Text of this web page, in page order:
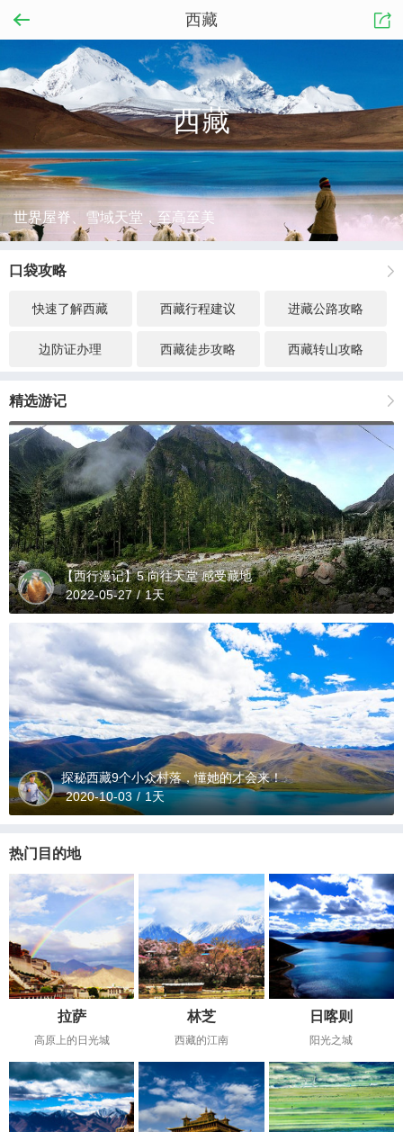
西藏
西藏
世界屋脊、雪域天堂，至高至美
口袋攻略
快速了解西藏 西藏行程建议 进藏公路攻略
边防证办理 西藏徒步攻略 西藏转山攻略
精选游记
【西行漫记】5.向往天堂 感受藏地
2022-05-27 / 1天
探秘西藏9个小众村落，懂她的才会来！
2020-10-03 / 1天
热门目的地
拉萨
高原上的日光城
林芝
西藏的江南
日喀则
阳光之城